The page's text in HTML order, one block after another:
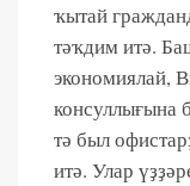
ҡытай
тәҡдим итә.
экономиялай,
консуллығына
тә был
итә. Улар